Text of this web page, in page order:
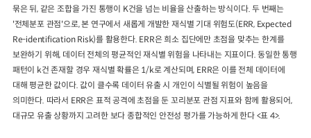
묶은 뒤, 같은 조합을 가진 통행이 K건을 넘는 비율을 산출하는 방식이다. 두 번째는
'전체분포 관점'으로, 본 연구에서 새롭게 개발한 재식별 기대 위험도(ERR, Expected
Re-identification Risk)를 활용한다. ERR은 희소 집단에만 초점을 맞추는 한계를
보완하기 위해, 데이터 전체의 평균적인 재식별 위험을 나타내는 지표이다. 동일한 통행
패턴이 k건 존재할 경우 재식별 확률은 1/k로 계산되며, ERR은 이를 전체 데이터에
대해 평균한 값이다. 값이 클수록 데이터 유출 시 개인이 식별될 위험이 높음을
의미한다. 따라서 ERR은 표적 공격에 초점을 둔 꼬리분포 관점 지표와 함께 활용되어,
대규모 유출 상황까지 고려한 보다 종합적인 안전성 평가를 가능하게 한다 <표 4>.